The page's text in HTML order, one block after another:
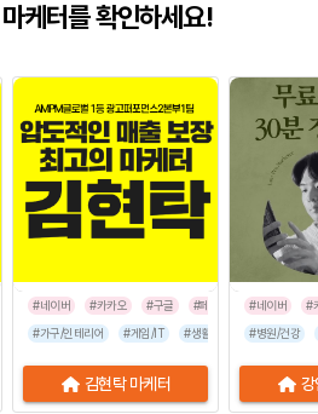
케터를 확인하세요!
타그램
#유통/쇼핑몰 #프랜차이즈 #음식점
#네이버 #카카오 #구글 #페이스북
#인스타그램
#가구/인테리어
#게임/IT #생활/리빙 #공공기관
김현탁 마케터
#네이버
#
#병원/건강
강